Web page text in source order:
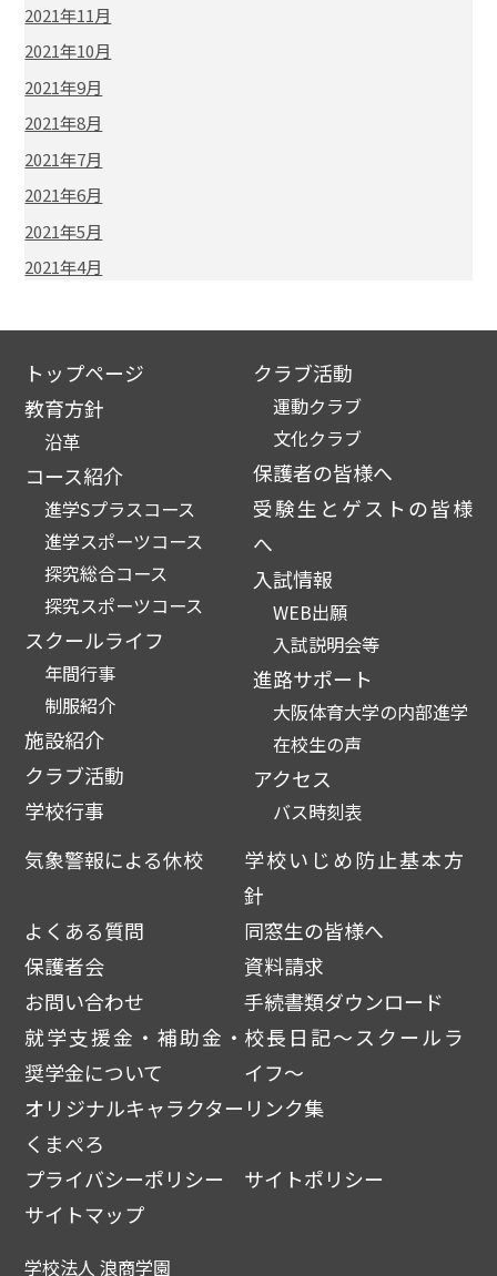
2021年11月
2021年10月
2021年9月
2021年8月
2021年7月
2021年6月
2021年5月
2021年4月
トップページ
教育方針
沿革
コース紹介
進学Sプラスコース
進学スポーツコース
探究総合コース
探究スポーツコース
スクールライフ
年間行事
制服紹介
施設紹介
クラブ活動
学校行事
クラブ活動
運動クラブ
文化クラブ
保護者の皆様へ
受験生とゲストの皆様
へ
入試情報
WEB出願
入試説明会等
進路サポート
大阪体育大学の内部進学
在校生の声
アクセス
バス時刻表
気象警報による休校
学校いじめ防止基本方
針
よくある質問
同窓生の皆様へ
保護者会
資料請求
お問い合わせ
手続書類ダウンロード
就学支援金・補助金・
奨学金について
校長日記～スクールラ
イフ～
オリジナルキャラクター
くまぺろ
リンク集
プライバシーポリシー
サイトポリシー
サイトマップ
学校法人 浪商学園